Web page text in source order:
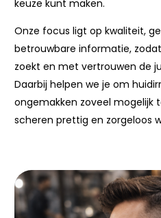
keuze kunt maken.
Onze focus ligt op kwaliteit,
betrouwbare informatie,
zoekt en met vertrouwen de
Daarbij helpen we je om
ongemakken zoveel mogelijk
scheren prettig en zorgeloos